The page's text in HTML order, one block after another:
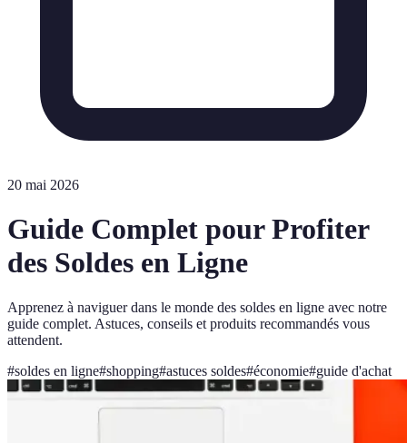
20 mai 2026
Guide Complet pour Profiter
des Soldes en Ligne
Apprenez à naviguer dans le monde des soldes en ligne avec notre
guide complet. Astuces, conseils et produits recommandés vous
attendent.
#soldes en ligne#shopping#astuces soldes#économie#guide d'achat